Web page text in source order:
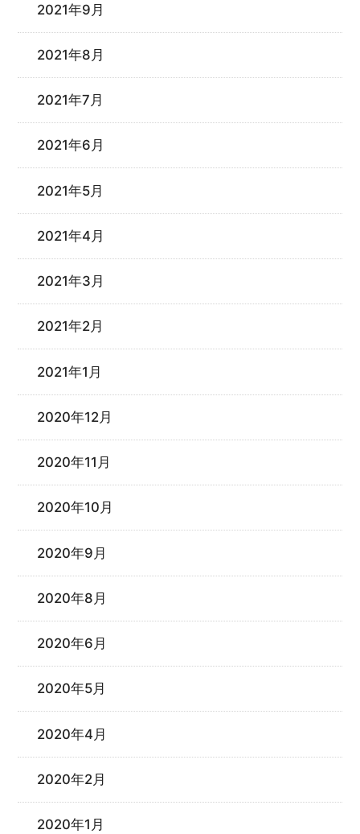
2021年9月
2021年8月
2021年7月
2021年6月
2021年5月
2021年4月
2021年3月
2021年2月
2021年1月
2020年12月
2020年11月
2020年10月
2020年9月
2020年8月
2020年6月
2020年5月
2020年4月
2020年2月
2020年1月